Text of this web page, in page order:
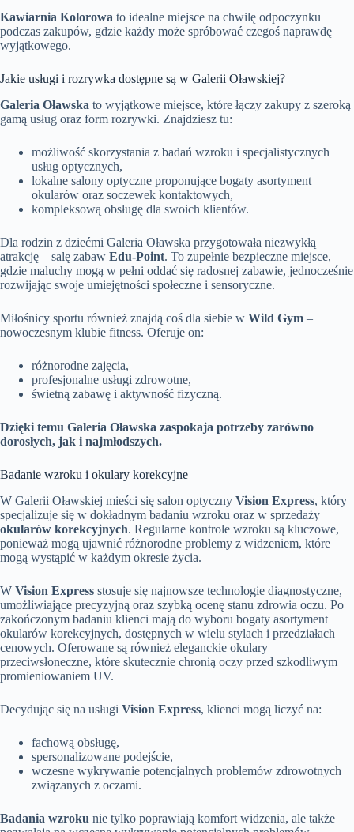
Kawiarnia Kolorowa to idealne miejsce na chwilę odpoczynku
podczas zakupów, gdzie każdy może spróbować czegoś naprawdę
wyjątkowego.
Jakie usługi i rozrywka dostępne są w Galerii Oławskiej?
Galeria Oławska to wyjątkowe miejsce, które łączy zakupy z szeroką
gamą usług oraz form rozrywki. Znajdziesz tu:
możliwość skorzystania z badań wzroku i specjalistycznych
usług optycznych,
lokalne salony optyczne proponujące bogaty asortyment
okularów oraz soczewek kontaktowych,
kompleksową obsługę dla swoich klientów.
Dla rodzin z dziećmi Galeria Oławska przygotowała niezwykłą
atrakcję – salę zabaw Edu-Point. To zupełnie bezpieczne miejsce,
gdzie maluchy mogą w pełni oddać się radosnej zabawie, jednocześnie
rozwijając swoje umiejętności społeczne i sensoryczne.
Miłośnicy sportu również znajdą coś dla siebie w Wild Gym –
nowoczesnym klubie fitness. Oferuje on:
różnorodne zajęcia,
profesjonalne usługi zdrowotne,
świetną zabawę i aktywność fizyczną.
Dzięki temu Galeria Oławska zaspokaja potrzeby zarówno
dorosłych, jak i najmłodszych.
Badanie wzroku i okulary korekcyjne
W Galerii Oławskiej mieści się salon optyczny Vision Express, który
specjalizuje się w dokładnym badaniu wzroku oraz w sprzedaży
okularów korekcyjnych. Regularne kontrole wzroku są kluczowe,
ponieważ mogą ujawnić różnorodne problemy z widzeniem, które
mogą wystąpić w każdym okresie życia.
W Vision Express stosuje się najnowsze technologie diagnostyczne,
umożliwiające precyzyjną oraz szybką ocenę stanu zdrowia oczu. Po
zakończonym badaniu klienci mają do wyboru bogaty asortyment
okularów korekcyjnych, dostępnych w wielu stylach i przedziałach
cenowych. Oferowane są również eleganckie okulary
przeciwsłoneczne, które skutecznie chronią oczy przed szkodliwym
promieniowaniem UV.
Decydując się na usługi Vision Express, klienci mogą liczyć na:
fachową obsługę,
spersonalizowane podejście,
wczesne wykrywanie potencjalnych problemów zdrowotnych
związanych z oczami.
Badania wzroku nie tylko poprawiają komfort widzenia, ale także